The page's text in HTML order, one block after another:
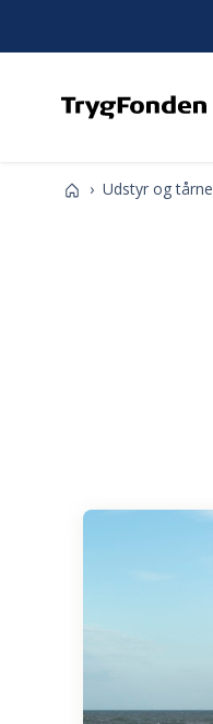
Respektforvand.dk
Udstyr og tårne